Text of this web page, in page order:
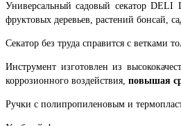
Универсальный садовый секатор DELI
фруктовых деревьев, растений бонсай,
Секатор без труда справится с ветками
Инструмент изготовлен из
коррозионного воздействия, повышая
Ручки с полипропиленовым и